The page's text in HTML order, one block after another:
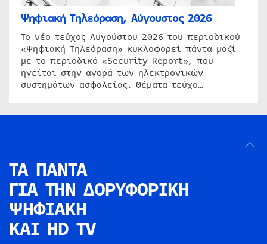
Ψηφιακή Τηλεόραση, Αύγουστος 2026
Το νέο τεύχος Αυγούστου 2026 του περιοδικού
«Ψηφιακή Τηλεόραση» κυκλοφορεί πάντα μαζί
με το περιοδικό «Security Report», που
ηγείται στην αγορά των ηλεκτρονικών
συστημάτων ασφαλείας. Θέματα τεύχο…
ΤΑ ΠΑΝΤΑ
ΓΙΑ ΤΗΝ ΔΟΡΥΦΟΡΙΚΗ
ΨΗΦΙΑΚΗ
ΚΑΙ HD TV